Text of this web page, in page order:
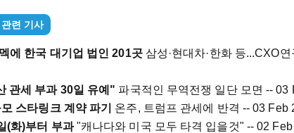
련 기사
에 한국 대기업 법인 201곳 삼성·현대차·한화 등...CXO
관세 부과 30일 유예" 파국적인 무역전쟁 일단 모면 -- 03
스타링크 계약 파기
온주, 트럼프 관세에 반격 -- 03 Feb
(화)부터 부과"캐나다와 미국 모두 타격 입을것" -- 02